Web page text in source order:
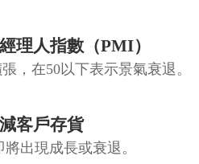
理人指數（PMI）
，在50以下表示景氣衰退。
客戶存貨
出現成長或衰退。